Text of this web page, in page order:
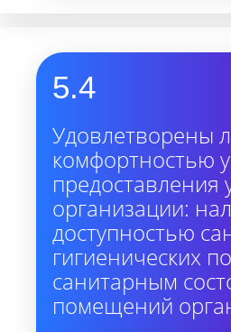
5.4
Удовлетворены
комфортностью
предоставления
организации:
доступностью
гигиенических
санитарным
помещений